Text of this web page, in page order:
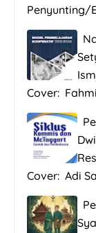
Penyunting/
Cover:
Cover: Adi